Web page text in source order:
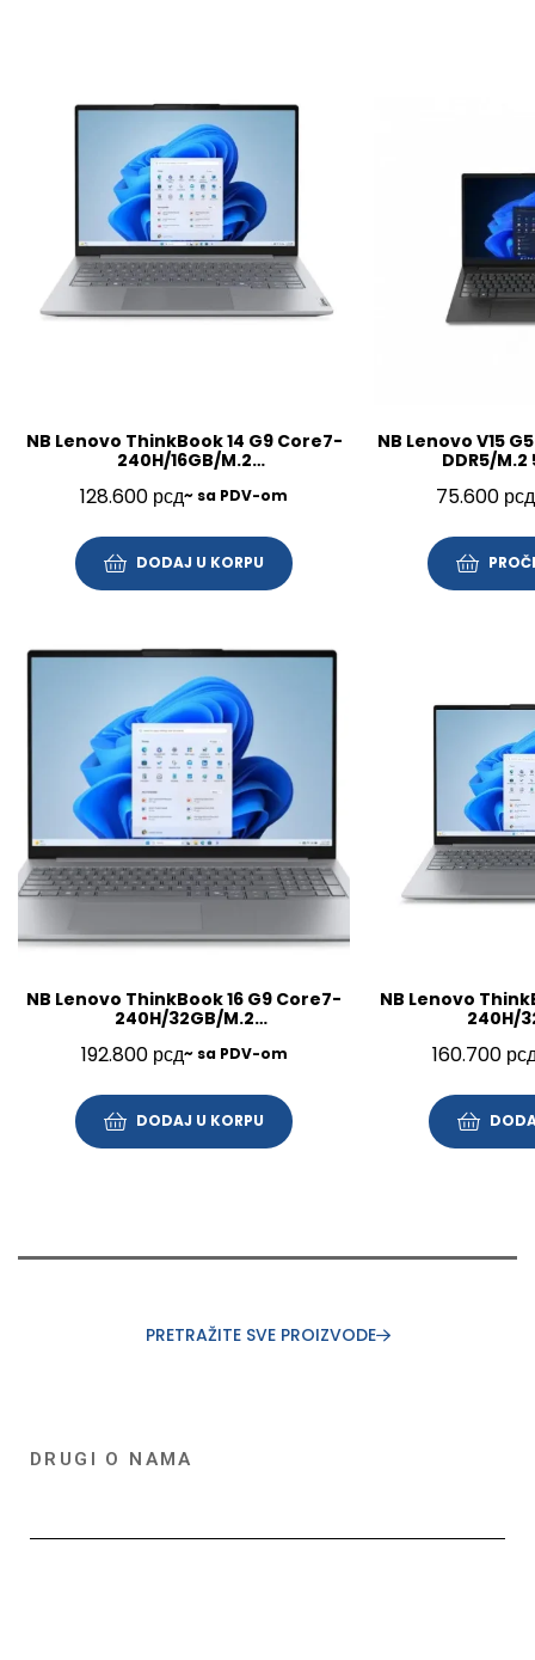
NB Lenovo ThinkBook 14 G9 Core7-
240H/16GB/M.2
128.600 рсд~ sa PDV-om
DODAJ U KORPU
NB Lenovo V15
DDR5/M.2
75.600 рсд
NB Lenovo ThinkBook 16 G9 Core7-
240H/32GB/M.2
192.800 рсд~ sa PDV-om
DODAJ U KORPU
NB Lenovo
240H/
160.700
PRETRAŽITE SVE PROIZVODE
DRUGI O NAMA